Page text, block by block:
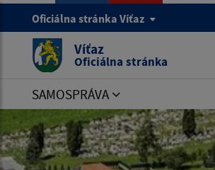
Oficiálna stránka Víťaz
Víťaz
Oficiálna stránka
SAMOSPRÁVA